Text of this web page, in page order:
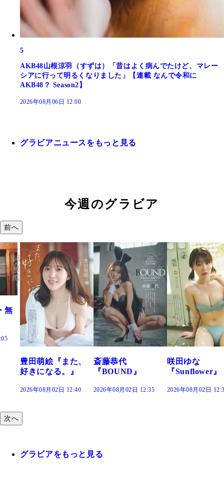
5
AKB48山根涼羽（すずは）「昔はよく病んでたけど、マレー
シアに行って明るくなりました」【連載 なんで令和に
AKB48？ Season2】
2026年08月06日 12:00
グラビアニュースをもっと見る
今週のグラビア
前へ
斎藤恭代
『BOUND』
2026年08月02日 12:35
咲田ゆな
『Sunflower』
2026年08月02日 12:30
藤水咲桜『花
だまり』
2026年08月02日
次へ
グラビアをもっと見る